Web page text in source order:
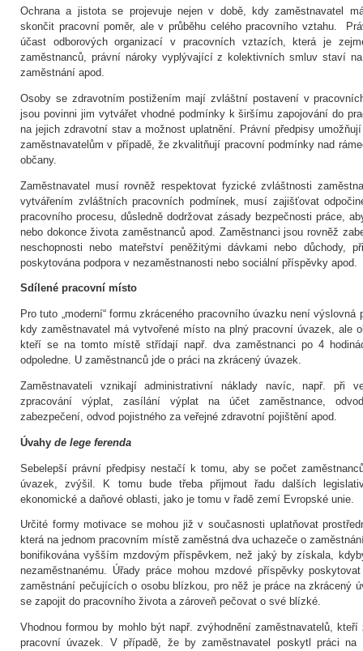
Ochrana a jistota se projevuje nejen v době, kdy zaměstnavatel
skončit pracovní poměr, ale v průběhu celého pracovního vztahu.
účast odborových organizací v pracovních vztazích, která je
zaměstnanců, právní nároky vyplývající z kolektivních smluv staví
zaměstnání apod.
Osoby se zdravotním postižením mají zvláštní postavení v
jsou povinni jim vytvářet vhodné podmínky k širšímu zapojování do
na jejich zdravotní stav a možnost uplatnění. Právní předpisy
zaměstnavatelům v případě, že zkvalitňují pracovní podmínky nad
občany.
Zaměstnavatel musí rovněž respektovat fyzické zvláštnosti
vytvářením zvláštních pracovních podmínek, musí zajišťovat
pracovního procesu, důsledně dodržovat zásady bezpečnosti práce,
nebo dokonce života zaměstnanců apod. Zaměstnanci jsou rovněž
neschopnosti nebo mateřství peněžitými dávkami nebo důchody,
poskytována podpora v nezaměstnanosti nebo sociální příspěvky apod.
Sdílené pracovní místo
Pro tuto „moderní“ formu zkráceného pracovního úvazku není
kdy zaměstnavatel má vytvořené místo na plný pracovní úvazek, ale
kteří se na tomto místě střídají např. dva zaměstnanci po 4
odpoledne. U zaměstnanců jde o práci na zkrácený úvazek.
Zaměstnavateli vznikají administrativní náklady navíc, např. při
zpracování výplat, zasílání výplat na účet zaměstnance,
zabezpečení, odvod pojistného za veřejné zdravotní pojištění apod.
Úvahy de lege ferenda
Sebelepší právní předpisy nestačí k tomu, aby se počet
úvazek, zvýšil. K tomu bude třeba přijmout řadu dalších
ekonomické a daňové oblasti, jako je tomu v řadě zemí Evropské unie.
Určité formy motivace se mohou již v současnosti uplatňovat
která na jednom pracovním místě zaměstná dva uchazeče o
bonifikována vyšším mzdovým příspěvkem, než jaký by získala,
nezaměstnanému. Úřady práce mohou mzdové příspěvky
zaměstnání pečujících o osobu blízkou, pro něž je práce na zkrácený
se zapojit do pracovního života a zároveň pečovat o své blízké.
Vhodnou formou by mohlo být např. zvýhodnění zaměstnavatelů,
pracovní úvazek. V případě, že by zaměstnavatel poskytl práci na